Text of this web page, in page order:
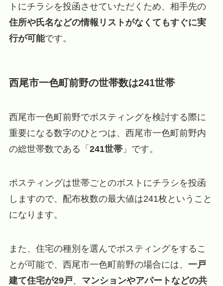
トにチラシを投函させていただくため、相手先の
住所や氏名などの情報リストがなくてもすぐに実
行が可能です。
西尾市一色町前野の世帯数は241世帯
西尾市一色町前野でポスティングを検討する際に
重要になる数字のひとつは、西尾市一色町前野内
の総世帯数である「 241世帯」です。
ポスティングは世帯ごとのポストにチラシを投函
しますので、配布枚数の最大値は241枚ということ
になります。
また、住宅の種別を選んでポスティングをするこ
とが可能で、西尾市一色町前野の場合には、 一戸
建て住宅が29戸、 マンションやアパートなどの共